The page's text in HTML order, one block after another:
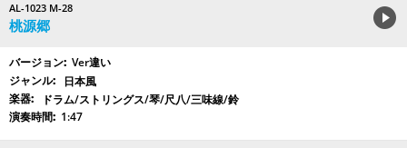
AL-1023 M-28
桃源郷
Ver違い
日本風
ドラム/ストリングス/琴/尺八/三味線/鈴
1:47